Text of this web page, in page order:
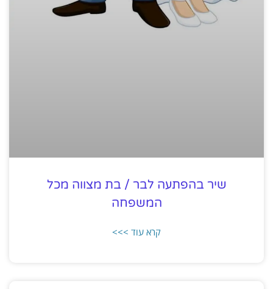
שיר בהפתעה לבר / בת מצווה מכל
המשפחה
קרא עוד >>>